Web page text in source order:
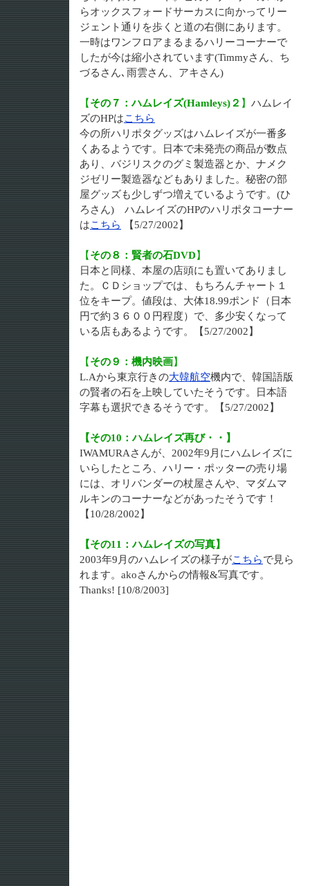
らオックスフォードサーカスに向かってリー
ジェント通りを歩くと道の右側にあります。
一時はワンフロアまるまるハリーコーナーで
したが今は縮小されています(Timmyさん、ち
づるさん､雨雲さん、アキさん)
【 その７：ハムレイズ(Hamleys)２ 】 ハムレイ
ズのHPはこちら
今の所ハリポタグッズはハムレイズが一番多
くあるようです。日本で未発売の商品が数点
あり、バジリスクのグミ製造器とか、ナメク
ジゼリー製造器などもありました。秘密の部
屋グッズも少しずつ増えているようです。(ひ
ろさん) ハムレイズのHPのハリポタコーナー
はこちら 【5/27/2002】
【 その８：賢者の石DVD 】
日本と同様、本屋の店頭にも置いてありまし
た。ＣＤショップでは、もちろんチャート１
位をキープ。値段は、大体18.99ポンド（日本
円で約３６００円程度）で、多少安くなって
いる店もあるようです。【5/27/2002】
【 その９：機内映画】
L.Aから東京行きの大韓航空機内で、韓国語版
の賢者の石を上映していたそうです。日本語
字幕も選択できるそうです。【5/27/2002】
【その10：ハムレイズ再び・・】
IWAMURAさんが、2002年9月にハムレイズに
いらしたところ、ハリー・ポッターの売り場
には、オリバンダーの杖屋さんや、マダムマ
ルキンのコーナーなどがあったそうです！
【10/28/2002】
【その11：ハムレイズの写真】
2003年9月のハムレイズの様子がこちらで見ら
れます。akoさんからの情報&写真です。
Thanks! [10/8/2003]